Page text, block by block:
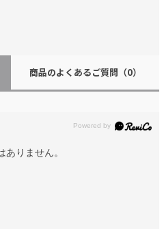
商品のよくあるご質問 （0）
ありません。